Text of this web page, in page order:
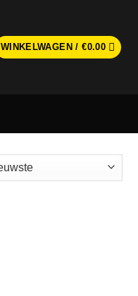
WINKELWAGEN /€0.00